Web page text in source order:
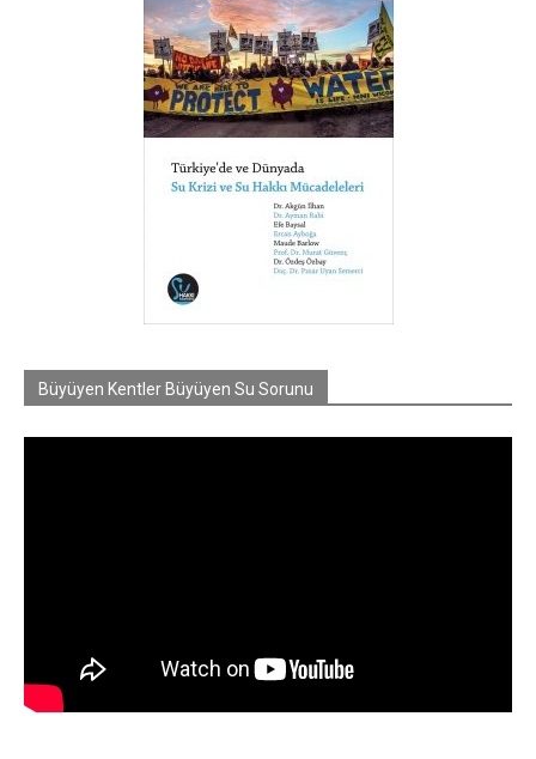
Büyüyen Kentler Büyüyen Su Sorunu